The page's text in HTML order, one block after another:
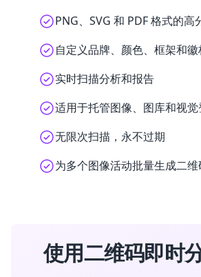
PNG、SVG 和 PDF 格式的高
自定义品牌、颜色、框架和
实时扫描分析和报告
适用于托管图像、图库和视
无限次扫描，永不过期
为多个图像活动批量生成二维
使用二维码即时